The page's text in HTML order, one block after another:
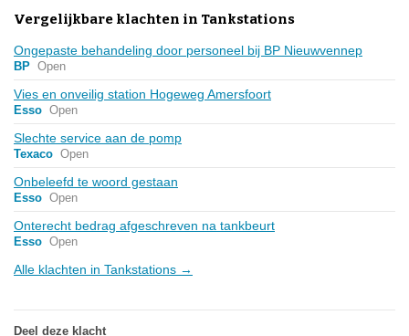
Vergelijkbare klachten in Tankstations
Ongepaste behandeling door personeel bij BP Nieuwvennep
BP Open
Vies en onveilig station Hogeweg Amersfoort
Esso Open
Slechte service aan de pomp
Texaco Open
Onbeleefd te woord gestaan
Esso Open
Onterecht bedrag afgeschreven na tankbeurt
Esso Open
Alle klachten in Tankstations →
Deel deze klacht